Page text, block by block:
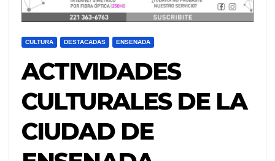
CULTURA DESTACADAS ENSENADA
ACTIVIDADES
CULTURALES DE LA
CIUDAD DE